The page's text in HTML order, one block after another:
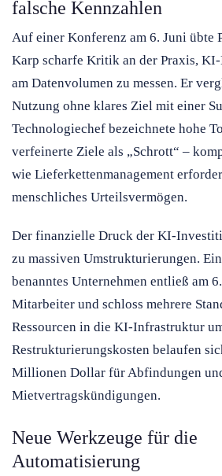
falsche Kennzahlen
Auf einer Konferenz am 6. Juni übte
Karp scharfe Kritik an der Praxis,
am Datenvolumen zu messen. Er
Nutzung ohne klares Ziel mit einer
Technologiechef bezeichnete hohe
verfeinerte Ziele als „Schrott“ –
wie Lieferkettenmanagement
menschliches Urteilsvermögen.
Der finanzielle Druck der KI-
zu massiven Umstrukturierungen.
benanntes Unternehmen entließ am
Mitarbeiter und schloss mehrere
Ressourcen in die KI-Infrastruktur
Restrukturierungskosten belaufen
Millionen Dollar für Abfindungen
Mietvertragskündigungen.
Neue Werkzeuge für die
Automatisierung